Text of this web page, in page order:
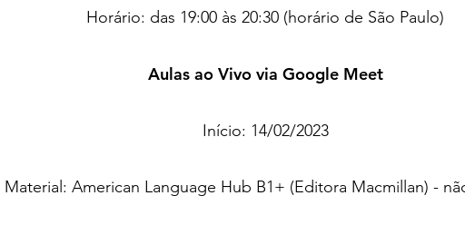
Horário: das 19:00 às 20:30 (horário de São Paulo)
Aulas ao Vivo via Google Meet
Início: 14/02/2023
Material: American Language Hub B1+ (Editora Macmillan) -